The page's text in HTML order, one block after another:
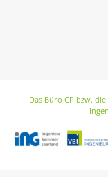
Das Büro CP bzw.